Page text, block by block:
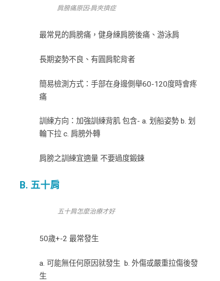
肩膀痛原因-肩夾擠症
最常見的肩膀痛，健身練肩膀後痛、游泳肩
長期姿勢不良、有圓肩駝背者
簡易檢測方式：手部在身邊側舉60-120度時會疼
痛
訓練方向：加強訓練背肌 包含- a. 划船姿勢 b. 划
輪下拉 c. 肩膀外轉
肩膀之訓練宜適量 不要過度鍛鍊
B. 五十肩
五十肩怎麼治療才好
50歲+-2 最常發生
a. 可能無任何原因就發生 b. 外傷或嚴重拉傷後發
生